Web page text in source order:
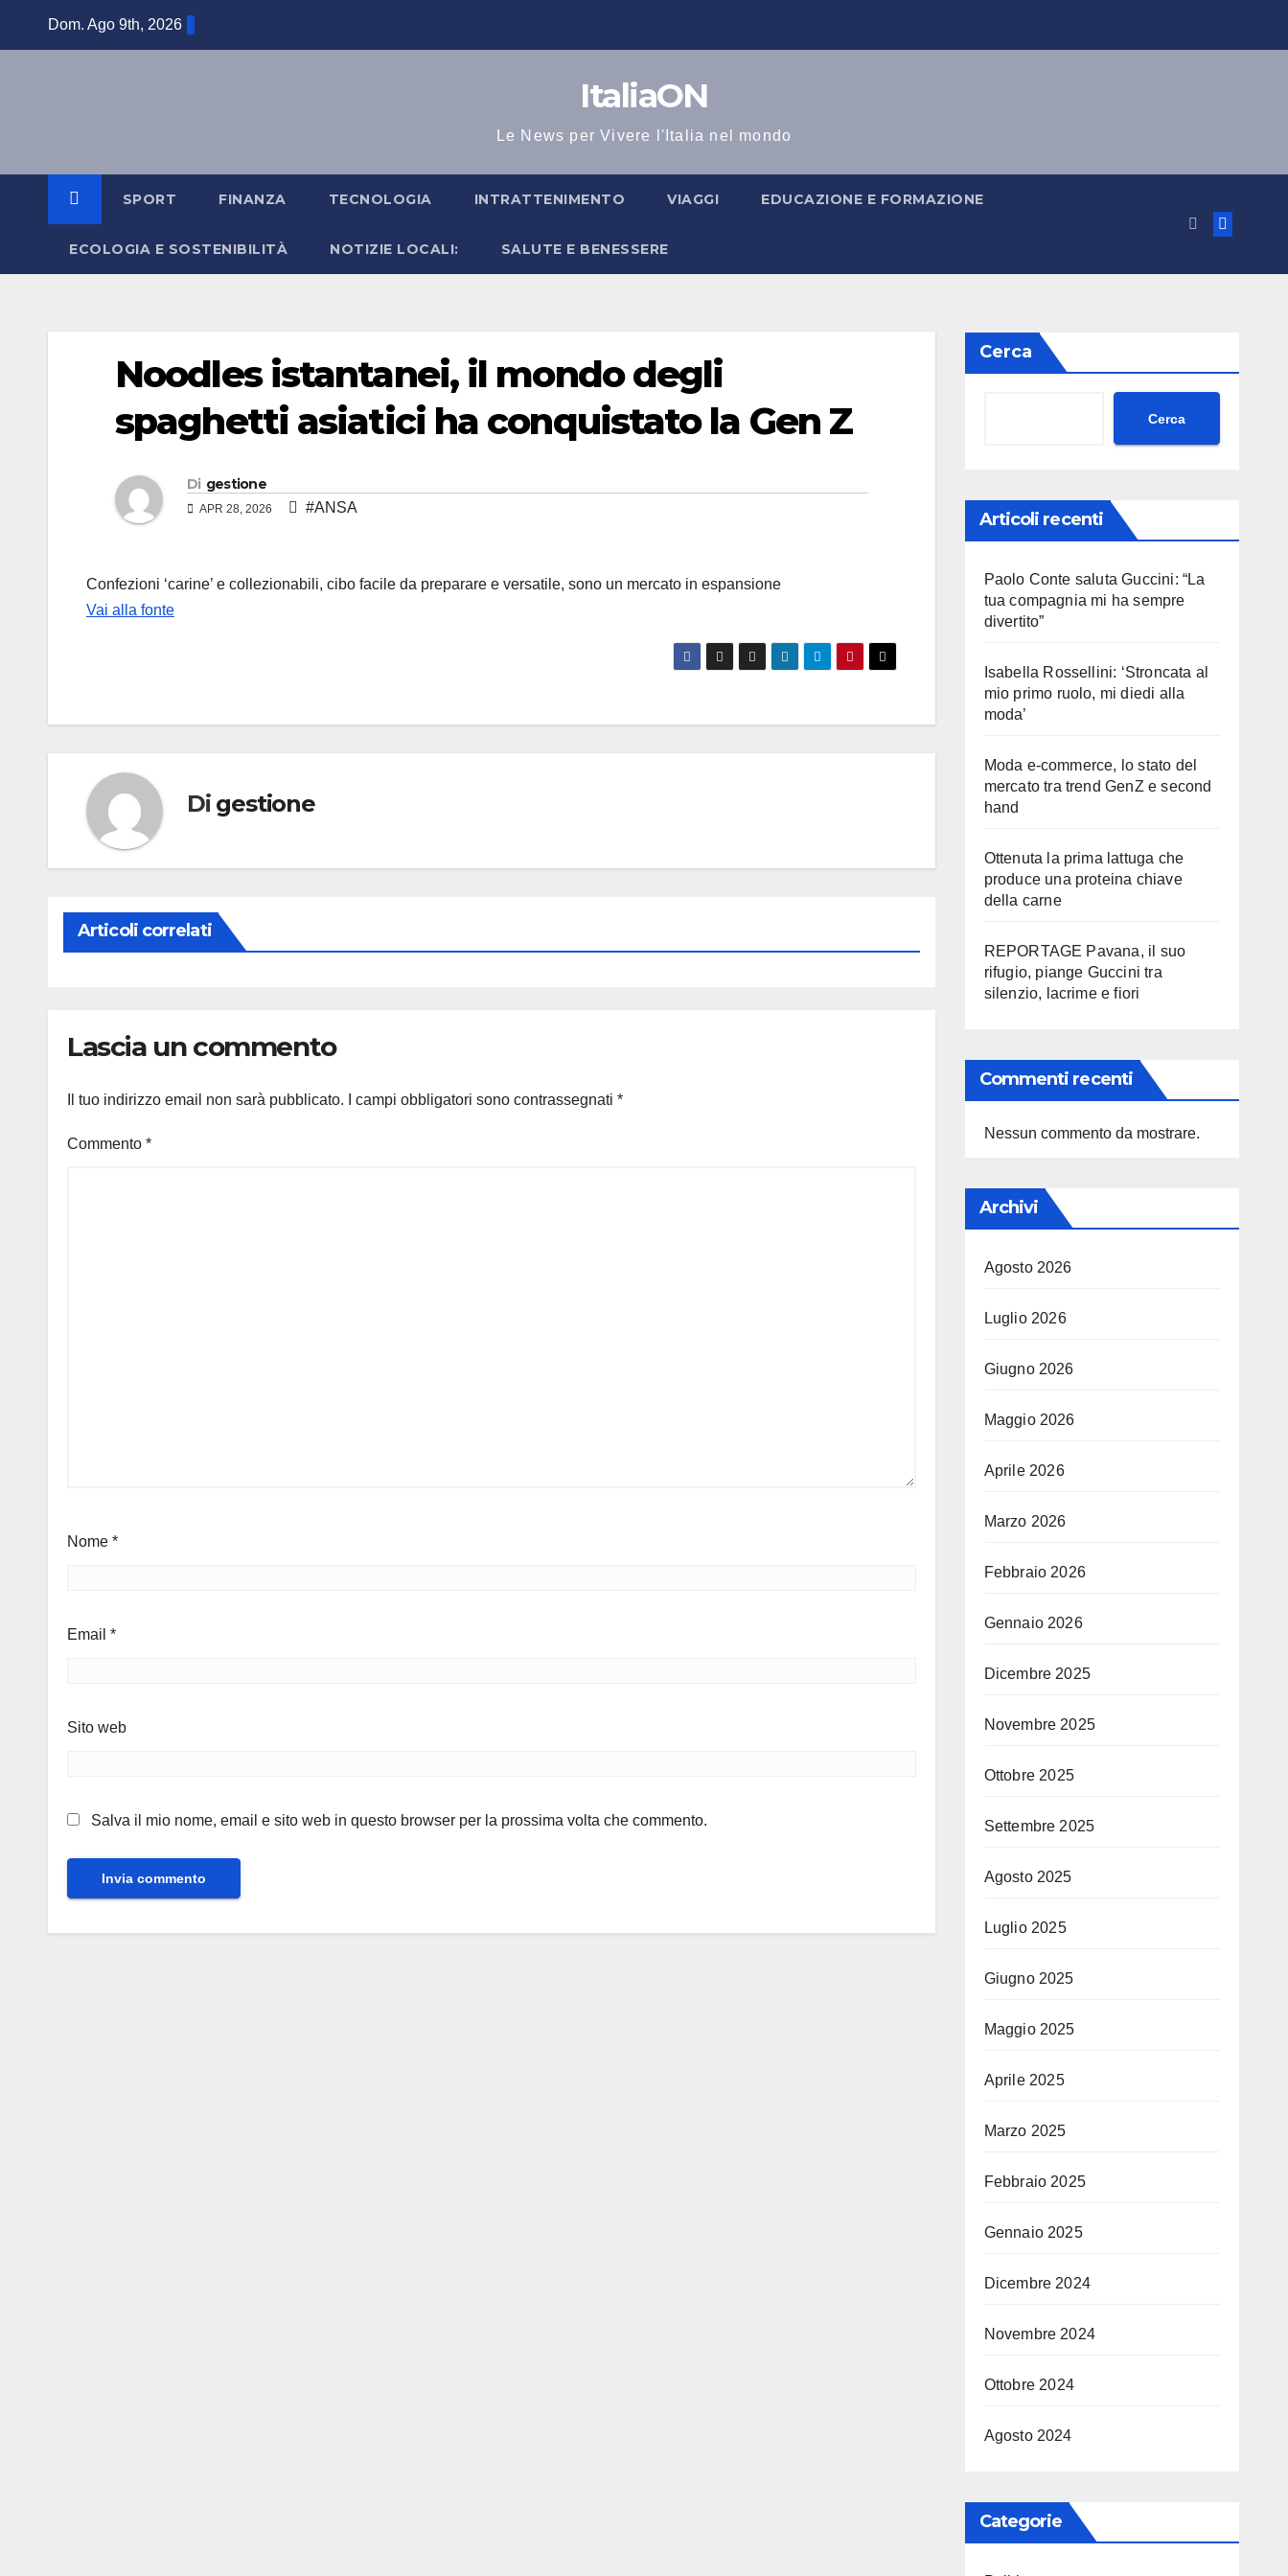
Dom. Ago 9th, 2026
ItaliaON
Le News per Vivere l'Italia nel mondo
SPORT FINANZA TECNOLOGIA INTRATTENIMENTO VIAGGI EDUCAZIONE E FORMAZIONE
ECOLOGIA E SOSTENIBILITÀ NOTIZIE LOCALI: SALUTE E BENESSERE
Noodles istantanei, il mondo degli
spaghetti asiatici ha conquistato la Gen Z
Di gestione
APR 28, 2026 #ANSA
Confezioni ‘carine’ e collezionabili, cibo facile da preparare e versatile, sono un mercato in espansione
Vai alla fonte
Di gestione
Articoli correlati
Lascia un commento
Il tuo indirizzo email non sarà pubblicato. I campi obbligatori sono contrassegnati *
Commento *
Nome *
Email *
Sito web
Salva il mio nome, email e sito web in questo browser per la prossima volta che commento.
Cerca
Cerca
Articoli recenti
Paolo Conte saluta Guccini: “La
tua compagnia mi ha sempre
divertito”
Isabella Rossellini: ‘Stroncata al
mio primo ruolo, mi diedi alla
moda’
Moda e-commerce, lo stato del
mercato tra trend GenZ e second
hand
Ottenuta la prima lattuga che
produce una proteina chiave
della carne
REPORTAGE Pavana, il suo
rifugio, piange Guccini tra
silenzio, lacrime e fiori
Commenti recenti
Nessun commento da mostrare.
Archivi
Agosto 2026
Luglio 2026
Giugno 2026
Maggio 2026
Aprile 2026
Marzo 2026
Febbraio 2026
Gennaio 2026
Dicembre 2025
Novembre 2025
Ottobre 2025
Settembre 2025
Agosto 2025
Luglio 2025
Giugno 2025
Maggio 2025
Aprile 2025
Marzo 2025
Febbraio 2025
Gennaio 2025
Dicembre 2024
Novembre 2024
Ottobre 2024
Agosto 2024
Categorie